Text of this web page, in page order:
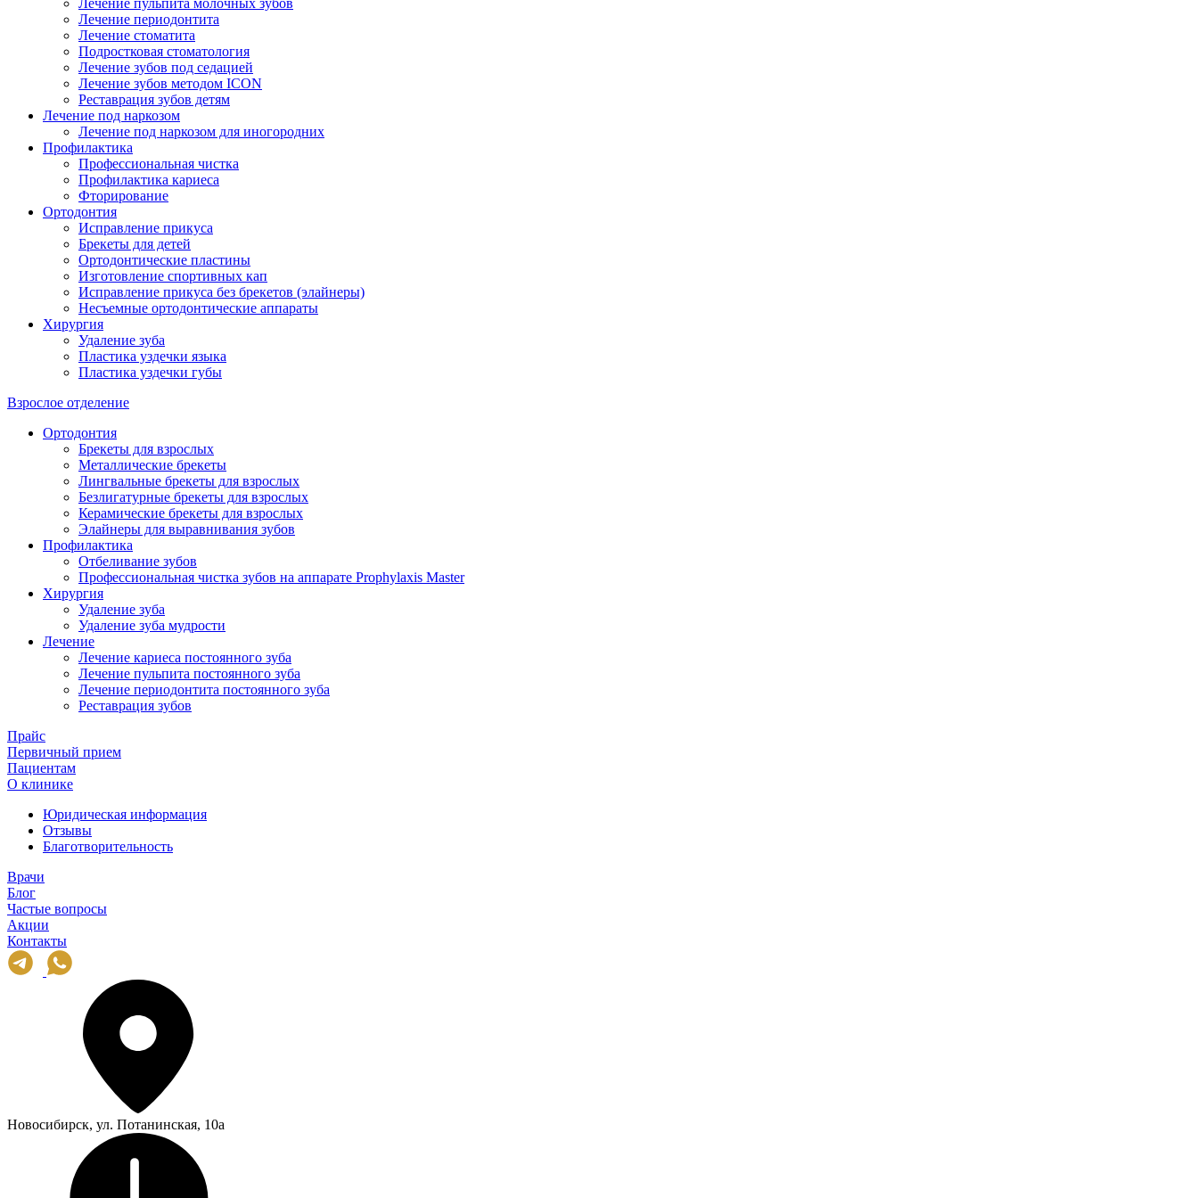
Лечение пульпита молочных зубов
Лечение периодонтита
Лечение стоматита
Подростковая стоматология
Лечение зубов под седацией
Лечение зубов методом ICON
Реставрация зубов детям
Лечение под наркозом
Лечение под наркозом для иногородних
Профилактика
Профессиональная чистка
Профилактика кариеса
Фторирование
Ортодонтия
Исправление прикуса
Брекеты для детей
Ортодонтические пластины
Изготовление спортивных кап
Исправление прикуса без брекетов (элайнеры)
Несъемные ортодонтические аппараты
Хирургия
Удаление зуба
Пластика уздечки языка
Пластика уздечки губы
Взрослое отделение
Ортодонтия
Брекеты для взрослых
Металлические брекеты
Лингвальные брекеты для взрослых
Безлигатурные брекеты для взрослых
Керамические брекеты для взрослых
Элайнеры для выравнивания зубов
Профилактика
Отбеливание зубов
Профессиональная чистка зубов на аппарате Prophylaxis Master
Хирургия
Удаление зуба
Удаление зуба мудрости
Лечение
Лечение кариеса постоянного зуба
Лечение пульпита постоянного зуба
Лечение периодонтита постоянного зуба
Реставрация зубов
Прайс
Первичный прием
Пациентам
О клинике
Юридическая информация
Отзывы
Благотворительность
Врачи
Блог
Частые вопросы
Акции
Контакты
Новосибирск, ул. Потанинская, 10а